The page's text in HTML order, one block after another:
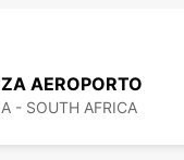
AEROPORTO
- SOUTH AFRICA